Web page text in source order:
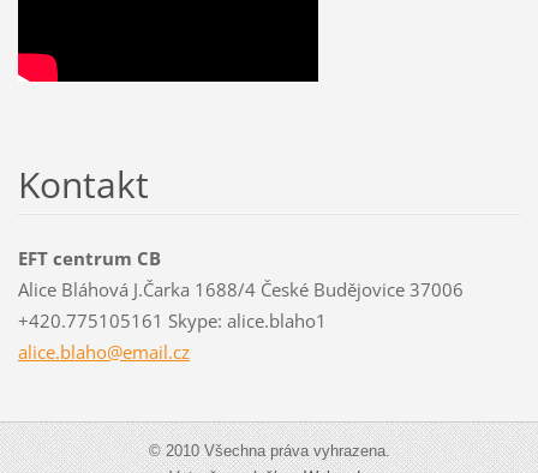
Kontakt
EFT centrum CB
Alice Bláhová J.Čarka 1688/4 České Budějovice 37006
+420.775105161 Skype: alice.blaho1
alice.blaho@email.cz
© 2010 Všechna práva vyhrazena.